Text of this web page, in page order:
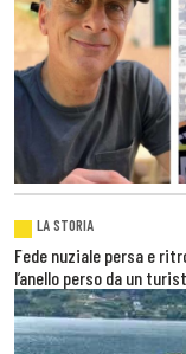
LA STORIA
Fede nuziale persa e
l’anello perso da un